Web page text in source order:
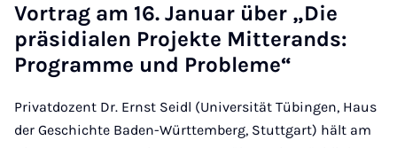
Vor­trag am 16. Ja­nu­ar über „Die
prä­si­di­a­len Pro­jek­te Mit­te­rands:
Pro­gram­me und Pro­ble­me“
Privatdozent Dr. Ernst Seidl (Universität Tübingen, Haus
der Geschichte Baden-Württemberg, Stuttgart) hält am